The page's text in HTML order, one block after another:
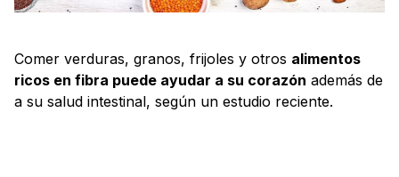
Comer verduras, granos, frijoles y otros alimentos
ricos en fibra puede ayudar a su corazón además de
a su salud intestinal, según un estudio reciente.